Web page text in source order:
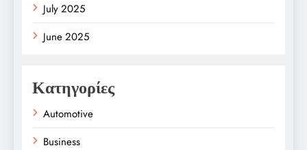
July 2025
June 2025
Κατηγορίες
Automotive
Business